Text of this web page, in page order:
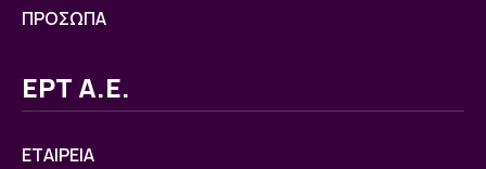
ΠΡΟΣΩΠΑ
ΕΡΤ Α.Ε.
ΕΤΑΙΡΕΙΑ